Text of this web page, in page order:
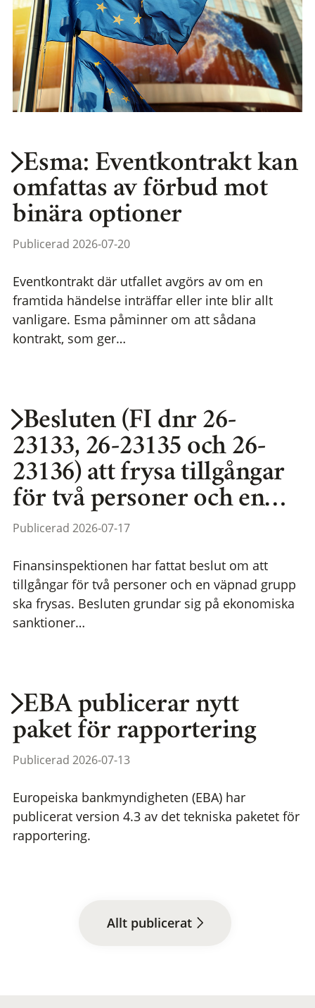
Esma: Eventkontrakt kan
omfattas av förbud mot
binära optioner
Publicerad 2026-07-20
Eventkontrakt där utfallet avgörs av om en
framtida händelse inträffar eller inte blir allt
vanligare. Esma påminner om att sådana
kontrakt, som ger…
Besluten (FI dnr 26-
23133, 26-23135 och 26-
23136) att frysa tillgångar
för två personer och en…
Publicerad 2026-07-17
Finansinspektionen har fattat beslut om att
tillgångar för två personer och en väpnad grupp
ska frysas. Besluten grundar sig på ekonomiska
sanktioner…
EBA publicerar nytt
paket för rapportering
Publicerad 2026-07-13
Europeiska bankmyndigheten (EBA) har
publicerat version 4.3 av det tekniska paketet för
rapportering.
Allt publicerat